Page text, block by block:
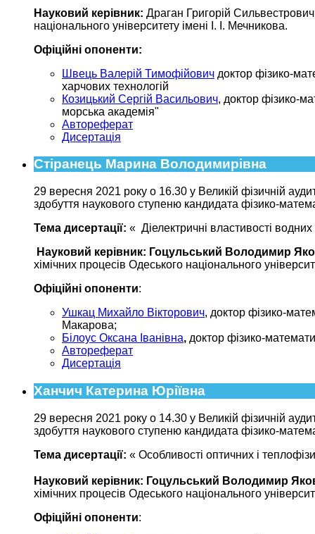
Науковий керівник: Драган Григорій
національного університету імені І. І. Мечникова.
Офіційні опоненти:
Швець Валерій Тимофійович доктор фізико-
харчових технологій
Козицький Сергій Васильович, доктор фізико-
морська академія"
Автореферат
Дисертація
Стіранець Марина Володимирівна
29 вересня 2021 року о 16.30 у Великій фізичній
здобуття наукового ступеню кандидата фізико-
Тема дисертації: « Діелектричні властивості
Науковий керівник: Гоцульський Володимир
хімічних процесів Одеського національного
Офіційні опоненти:
Ушкац Михайло Вікторович, доктор фізико-
Макарова;
Білоус Оксана Іванівна, доктор фізико-
Автореферат
Дисертація
Ханчич Катерина Юріївна
29 вересня 2021 року о 14.30 у Великій фізичній
здобуття наукового ступеню кандидата фізико-
Тема дисертації: « Особливості оптичних і
Науковий керівник: Гоцульський Володимир
хімічних процесів Одеського національного
Офіційні опоненти: